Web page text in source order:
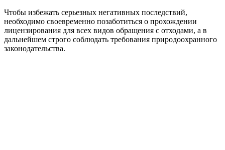
Чтобы избежать серьезных негативных последствий,
необходимо своевременно позаботиться о прохождении
лицензирования для всех видов обращения с отходами, а в
дальнейшем строго соблюдать требования природоохранного
законодательства.